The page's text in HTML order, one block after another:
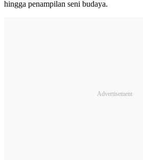
hingga penampilan seni budaya.